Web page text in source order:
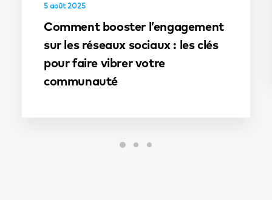
5 août 2025
Comment booster l’engagement
sur les réseaux sociaux : les clés
pour faire vibrer votre
communauté